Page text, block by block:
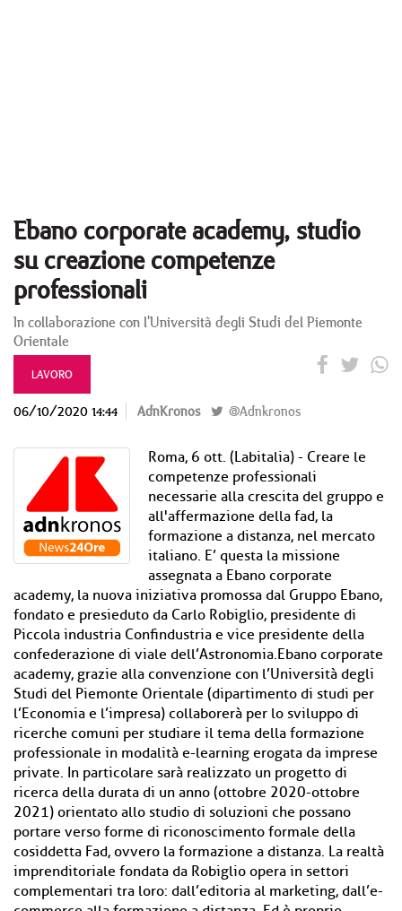
Ebano corporate academy, studio
su creazione competenze
professionali
In collaborazione con l'Università degli Studi del Piemonte
Orientale
LAVORO
06/10/2020 14:44 AdnKronos @Adnkronos
Roma, 6 ott. (Labitalia) - Creare le
competenze professionali
necessarie alla crescita del gruppo e
all'affermazione della fad, la
formazione a distanza, nel mercato
italiano. E’ questa la missione
assegnata a Ebano corporate
academy, la nuova iniziativa promossa dal Gruppo Ebano,
fondato e presieduto da Carlo Robiglio, presidente di
Piccola industria Confindustria e vice presidente della
confederazione di viale dell’Astronomia.Ebano corporate
academy, grazie alla convenzione con l’Università degli
Studi del Piemonte Orientale (dipartimento di studi per
l’Economia e l’impresa) collaborerà per lo sviluppo di
ricerche comuni per studiare il tema della formazione
professionale in modalità e-learning erogata da imprese
private. In particolare sarà realizzato un progetto di
ricerca della durata di un anno (ottobre 2020-ottobre
2021) orientato allo studio di soluzioni che possano
portare verso forme di riconoscimento formale della
cosiddetta Fad, ovvero la formazione a distanza. La realtà
imprenditoriale fondata da Robiglio opera in settori
complementari tra loro: dall’editoria al marketing, dall’e-